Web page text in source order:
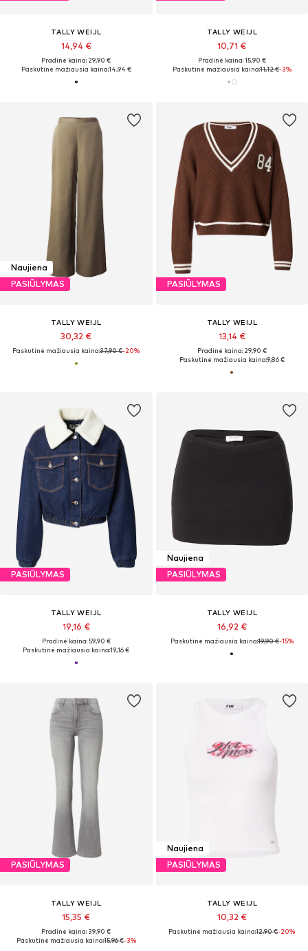
TALLY WEIJL
14,94 €
Pradinė kaina: 29,90 €
Paskutinė mažiausia kaina:14,94 €
TALLY WEIJL
10,71 €
Pradinė kaina: 15,90 €
Paskutinė mažiausia kaina:11,12 €-3%
Naujiena
PASIŪLYMAS
TALLY WEIJL
30,32 €
Paskutinė mažiausia kaina:37,90 €-20%
PASIŪLYMAS
TALLY WEIJL
13,14 €
Pradinė kaina: 29,90 €
Paskutinė mažiausia kaina:9,86 €
PASIŪLYMAS
TALLY WEIJL
19,16 €
Pradinė kaina: 59,90 €
Paskutinė mažiausia kaina:19,16 €
Naujiena
PASIŪLYMAS
TALLY WEIJL
16,92 €
Paskutinė mažiausia kaina:19,90 €-15%
PASIŪLYMAS
TALLY WEIJL
15,35 €
Pradinė kaina: 39,90 €
Paskutinė mažiausia kaina:15,96 €-3%
Naujiena
PASIŪLYMAS
TALLY WEIJL
10,32 €
Paskutinė mažiausia kaina:12,90 €-20%